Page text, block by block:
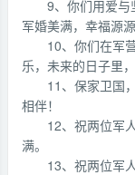
9、你们用爱
军婚美满，幸福源源
10、你们在军
乐，未来的日子里
11、保家卫国
相伴！
12、祝两位军
满。
13、祝两位军